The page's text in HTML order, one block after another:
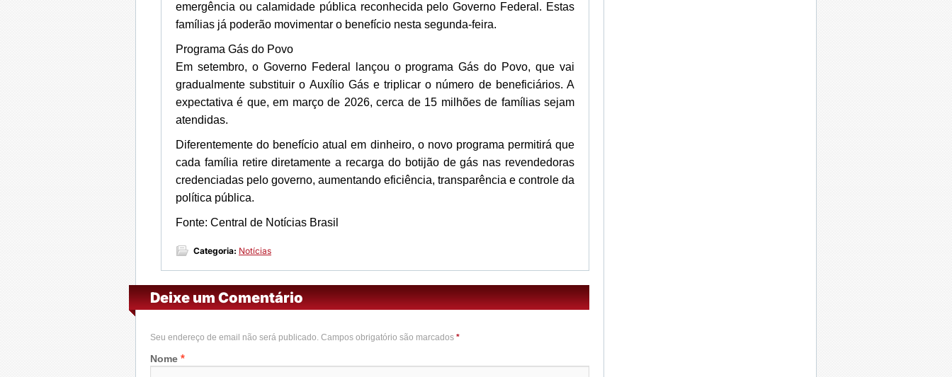
emergência ou calamidade pública reconhecida pelo Governo Federal. Estas
famílias já poderão movimentar o benefício nesta segunda-feira.
Programa Gás do Povo
Em setembro, o Governo Federal lançou o programa Gás do Povo, que vai
gradualmente substituir o Auxílio Gás e triplicar o número de beneficiários. A
expectativa é que, em março de 2026, cerca de 15 milhões de famílias sejam
atendidas.
Diferentemente do benefício atual em dinheiro, o novo programa permitirá que
cada família retire diretamente a recarga do botijão de gás nas revendedoras
credenciadas pelo governo, aumentando eficiência, transparência e controle da
política pública.
Fonte: Central de Notícias Brasil
Categoria: Notícias
Deixe um Comentário
Seu endereço de email não será publicado. Campos obrigatório são marcados *
Nome *